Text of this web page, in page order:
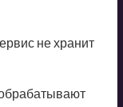
не хранит